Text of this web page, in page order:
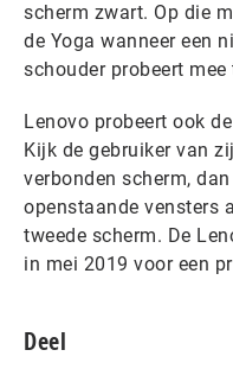
scherm zwart. Op die
de Yoga wanneer een
schouder probeert mee
Lenovo probeert ook
Kijk de gebruiker van
verbonden scherm,
openstaande vensters
tweede scherm. De
in mei 2019 voor een
Deel